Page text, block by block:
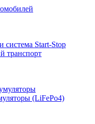
система Start-Stop
транспорт
(LiFePo4)